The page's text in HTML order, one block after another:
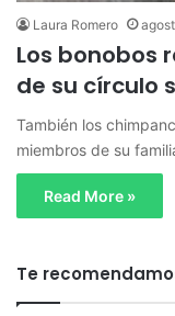
Laura Romero
Los bonobos
de su círculo
También los
miembros de su
Read More »
Te